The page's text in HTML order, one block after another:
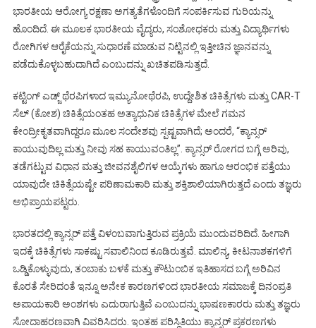
ಭಾರತೀಯ ಆರೋಗ್ಯ ರಕ್ಷಣಾ ಅಗತ್ಯತೆಗಳೊಂದಿಗೆ ಸಂಪರ್ಕಿಸುವ ಗುರಿಯನ್ನು
ಹೊಂದಿದೆ. ಈ ಮೂಲಕ ಭಾರತೀಯ ವೈದ್ಯರು, ಸಂಶೋಧಕರು ಮತ್ತು ವಿದ್ಯಾರ್ಥಿಗಳು
ರೋಗಿಗಳ ಆರೈಕೆಯನ್ನು ಸುಧಾರಣೆ ಮಾಡುವ ನಿಟ್ಟಿನಲ್ಲಿ ಇತ್ತೀಚಿನ ಜ್ಞಾನವನ್ನು
ಪಡೆದುಕೊಳ್ಳಬಹುದಾಗಿದೆ ಎಂಬುದನ್ನು ಖಚಿತಪಡಿಸುತ್ತದೆ.
ಕಟ್ಟಿಂಗ್ ಎಡ್ಜ್ ಥೆರಪಿಗಳಾದ ಇಮ್ಯುನೋಥೆರಪಿ, ಉದ್ದೇಶಿತ ಚಿಕಿತ್ಸೆಗಳು ಮತ್ತು CAR-T
ಸೆಲ್ (ಕೋಶ) ಚಿಕಿತ್ಸೆಯಂತಹ ಅತ್ಯಾಧುನಿಕ ಚಿಕಿತ್ಸೆಗಳ ಮೇಲೆ ಗಮನ
ಕೇಂದ್ರೀಕೃತವಾಗಿದ್ದರೂ ಮೂಲ ಸಂದೇಶವು ಸ್ಪಷ್ಟವಾಗಿದೆ; ಅಂದರೆ, “ಕ್ಯಾನ್ಸರ್
ಕಾಯುವುದಿಲ್ಲ ಮತ್ತು ನೀವು ಸಹ ಕಾಯುವಂತಿಲ್ಲ’’. ಕ್ಯಾನ್ಸರ್ ರೋಗದ ಬಗ್ಗೆ ಅರಿವು,
ತಡೆಗಟ್ಟುವ ವಿಧಾನ ಮತ್ತು ಜೀವನಶೈಲಿಗಳ ಆಯ್ಕೆಗಳು ಹಾಗೂ ಆರಂಭಿಕ ಪತ್ತೆಯು
ಯಾವುದೇ ಚಿಕಿತ್ಸೆಯಷ್ಟೇ ಪರಿಣಾಮಕಾರಿ ಮತ್ತು ಶಕ್ತಿಶಾಲಿಯಾಗಿರುತ್ತದೆ ಎಂದು ತಜ್ಞರು
ಅಭಿಪ್ರಾಯಪಟ್ಟರು.
ಭಾರತದಲ್ಲಿ ಕ್ಯಾನ್ಸರ್ ಪತ್ತೆ ವಿಳಂಬವಾಗುತ್ತಿರುವ ಪ್ರಕ್ರಿಯೆ ಮುಂದುವರಿದಿದೆ. ಹೀಗಾಗಿ
ಇದಕ್ಕೆ ಚಿಕಿತ್ಸೆಗಳು ಸಾಕಷ್ಟು ಸವಾಲಿನಿಂದ ಕೂಡಿರುತ್ತವೆ. ಮಾಲಿನ್ಯ, ಕೀಟನಾಶಕಗಳಿಗೆ
ಒಡ್ಡಿಕೊಳ್ಳುವುದು, ತಂಬಾಕು ಬಳಕೆ ಮತ್ತು ಕೌಟುಂಬಿಕ ಇತಿಹಾಸದ ಬಗ್ಗೆ ಅರಿವಿನ
ಕೊರತೆ ಸೇರಿದಂತೆ ಇನ್ನೂ ಅನೇಕ ಕಾರಣಗಳಿಂದ ಭಾರತೀಯ ಸಮಾಜಕ್ಕೆ ದಿನಂಪ್ರತಿ
ಅಪಾಯಕಾರಿ ಅಂಶಗಳು ಎದುರಾಗುತ್ತಿವೆ ಎಂಬುದನ್ನು ಭಾಷಣಕಾರರು ಮತ್ತು ತಜ್ಞರು
ಸೋದಾಹರಣವಾಗಿ ವಿವರಿಸಿದರು. ಇಂತಹ ಪರಿಸ್ಥಿತಿಯು ಕ್ಯಾನ್ಸರ್ ಪ್ರಕರಣಗಳು